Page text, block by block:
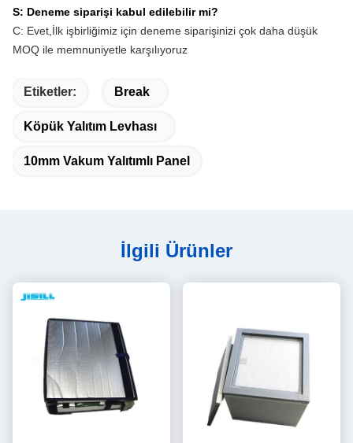
S: Deneme siparişi kabul edilebilir mi?
C: Evet, İlk işbirliğimiz için deneme siparişinizi çok daha düşük
MOQ ile memnuniyetle karşılıyoruz
Etiketler: Break
Köpük Yalıtım Levhası
10mm Vakum Yalıtımlı Panel
İlgili Ürünler